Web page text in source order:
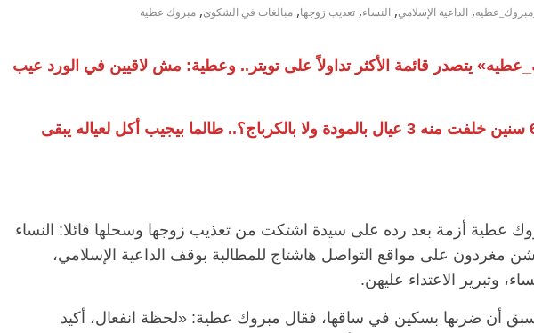
, الداعية الإسلامي, النساء, تعذيب زوجها, مبالغات في الشكوى, مبروك عطية
يتصدر قائمة الأكثر تداولاً على تويتر.. وعطية: مش لاقيين في الورد عيب
عطية: هي عاشت معاه 6 سنين خلفت منه 3 عيال بالمودة ولا بالكرباج؟.. طالما بيجيب أكل لعياله يبقى
عطية أزمة بعد رده على سيدة اشتكت من تعذيب زوجها وسحلها قائلا: النساء
مغردون على مواقع التواصل هاشتاج للمطالبة بوقف الداعية الإسلامي،
وتبرير الاعتداء عليهن.
أن ضربها بسكين في ساقها، فقال مبروك عطية: «لحظة انفعال، أكيد